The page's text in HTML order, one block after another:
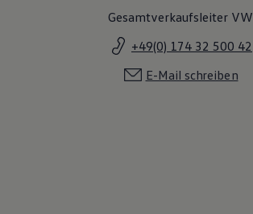
Gesamtverkaufsleiter VW
+49(0) 174 32 500 42
E-Mail schreiben